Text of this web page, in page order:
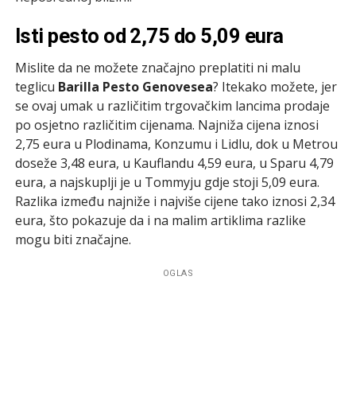
Isti pesto od 2,75 do 5,09 eura
Mislite da ne možete značajno preplatiti ni malu
teglicu Barilla Pesto Genovesea? Itekako možete, jer
se ovaj umak u različitim trgovačkim lancima prodaje
po osjetno različitim cijenama. Najniža cijena iznosi
2,75 eura u Plodinama, Konzumu i Lidlu, dok u Metrou
doseže 3,48 eura, u Kauflandu 4,59 eura, u Sparu 4,79
eura, a najskuplji je u Tommyju gdje stoji 5,09 eura.
Razlika između najniže i najviše cijene tako iznosi 2,34
eura, što pokazuje da i na malim artiklima razlike
mogu biti značajne.
OGLAS